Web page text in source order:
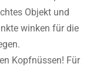
Objekt und
winken für die
Kopfnüssen! Für